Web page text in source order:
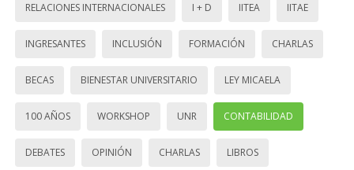
RELACIONES INTERNACIONALES I + D IITEA IITAE
INGRESANTES INCLUSIÓN FORMACIÓN CHARLAS
BECAS BIENESTAR UNIVERSITARIO LEY MICAELA
100 AÑOS WORKSHOP UNR CONTABILIDAD
DEBATES OPINIÓN CHARLAS LIBROS